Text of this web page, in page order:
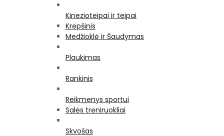
Kinezioteipai ir teipai
Krepšinis
Medžioklė ir Šaudymas
Plaukimas
Rankinis
Reikmenys sportui
Salės treniruokliai
Skvošas